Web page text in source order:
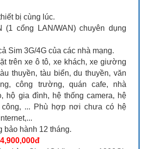
bị cùng lúc.
(1 cổng LAN/WAN) chuyên dụng
Sim 3G/4G của các nhà mạng.
trên xe ô tô, xe khách, xe giường
thuyền, tàu biển, du thuyền, văn
công trường, quán cafe, nhà
hộ gia đình, hệ thống camera, hệ
công, ... Phù hợp nơi chưa có hệ
bảo hành 12 tháng.
4,900,000đ